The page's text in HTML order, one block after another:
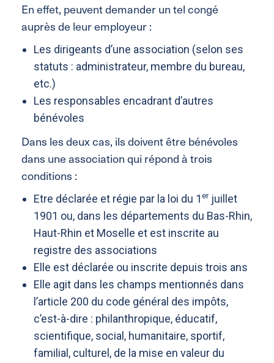
En effet, peuvent demander un tel congé
auprès de leur employeur :
Les dirigeants d’une association (selon ses
statuts : administrateur, membre du bureau,
etc.)
Les responsables encadrant d’autres
bénévoles
Dans les deux cas, ils doivent être bénévoles
dans une association qui répond à trois
conditions :
Etre déclarée et régie par la loi du 1erjuillet
1901 ou, dans les départements du Bas-Rhin,
Haut-Rhin et Moselle et est inscrite au
registre des associations
Elle est déclarée ou inscrite depuis trois ans
Elle agit dans les champs mentionnés dans
l’article 200 du code général des impôts,
c’est-à-dire : philanthropique, éducatif,
scientifique, social, humanitaire, sportif,
familial, culturel, de la mise en valeur du